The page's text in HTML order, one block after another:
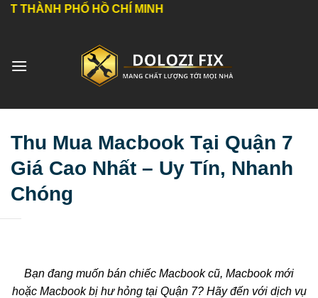
Bỏ
dung
HỒ CHÍ MINH
Thu Mua Macbook Tại Quận 7
Giá Cao Nhất – Uy Tín, Nhanh
Chóng
Bạn đang muốn bán chiếc Macbook cũ, Macbook mới
hoặc Macbook bị hư hỏng tại Quận 7? Hãy đến với dịch vụ